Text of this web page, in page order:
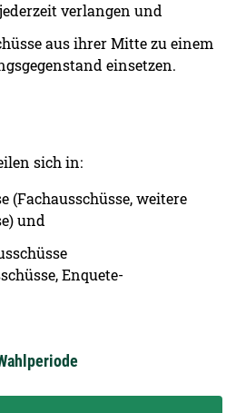
verlangen und
aus ihrer Mitte zu einem
einsetzen.
sich in:
(Fachausschüsse, weitere
und
Enquete-